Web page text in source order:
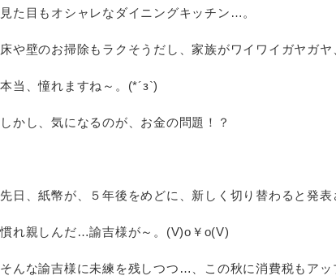
見た目もオシャレなダイニングキッチン…。
床や壁のお掃除もラクそうだし、家族がワイワイガヤガ
本当、憧れますね～。(*´з`)
しかし、気になるのが、お金の問題！？
先日、紙幣が、５年後をめどに、新しく切り替わると発表
慣れ親しんだ…諭吉様が～。(V)o￥o(V)
そんな諭吉様に未練を残しつつ…、この秋に消費税もアッ